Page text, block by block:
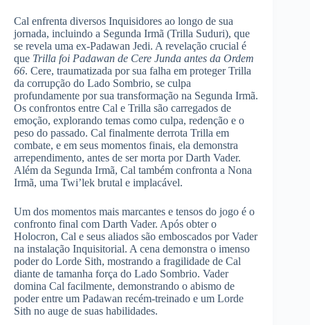
Cal enfrenta diversos Inquisidores ao longo de sua
jornada, incluindo a Segunda Irmã (Trilla Suduri), que
se revela uma ex-Padawan Jedi. A revelação crucial é
que Trilla foi Padawan de Cere Junda antes da Ordem
66. Cere, traumatizada por sua falha em proteger Trilla
da corrupção do Lado Sombrio, se culpa
profundamente por sua transformação na Segunda Irmã.
Os confrontos entre Cal e Trilla são carregados de
emoção, explorando temas como culpa, redenção e o
peso do passado. Cal finalmente derrota Trilla em
combate, e em seus momentos finais, ela demonstra
arrependimento, antes de ser morta por Darth Vader.
Além da Segunda Irmã, Cal também confronta a Nona
Irmã, uma Twi’lek brutal e implacável.
Um dos momentos mais marcantes e tensos do jogo é o
confronto final com Darth Vader. Após obter o
Holocron, Cal e seus aliados são emboscados por Vader
na instalação Inquisitorial. A cena demonstra o imenso
poder do Lorde Sith, mostrando a fragilidade de Cal
diante de tamanha força do Lado Sombrio. Vader
domina Cal facilmente, demonstrando o abismo de
poder entre um Padawan recém-treinado e um Lorde
Sith no auge de suas habilidades.